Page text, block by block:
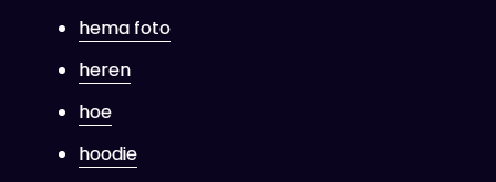
hema foto
heren
hoe
hoodie